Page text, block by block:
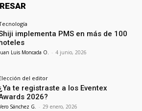
implementa PMS en más de 100
Luis Moncada O. - 4 junio, 2026
del editor
te registraste a los Eventex
2026?
Sánchez G. - 29 enero, 2026